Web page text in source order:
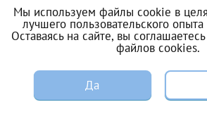
Цены и акции
Донорам
2022
2024
Мы используем файлы cookie в
лучшего пользовательского
Оставаясь на сайте, вы
файлов cookies.
Да
ЗАПИСЬ